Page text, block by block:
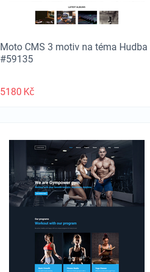
Moto CMS 3 motiv na téma Hudba
#59135
5180 Kč